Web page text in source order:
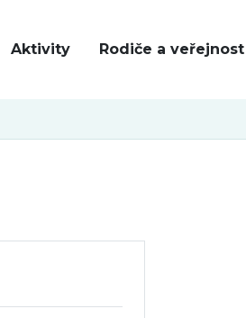
Aktivity Rodiče a veřejnost